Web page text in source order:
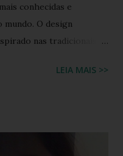
conhecidas e
mundo. O design
nas tradicionais
o mundo. Hoje, a marca
LEIA MAIS >>